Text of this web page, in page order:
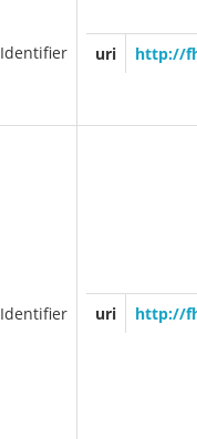
Identifier uri http://
Identifier uri http://